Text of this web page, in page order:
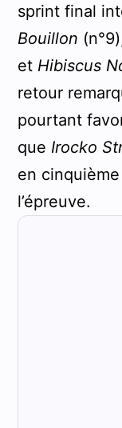
sprint final
Bouillon
et Hibiscus
retour
pourtant
que Irocko
en
l’épreuve.